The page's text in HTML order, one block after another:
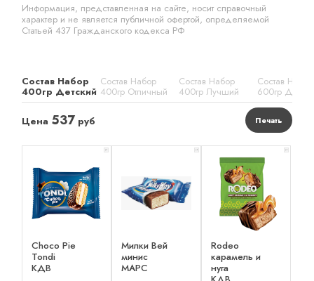
Информация, представленная на сайте, носит справочный
характер и не является публичной офертой, определяемой
Статьей 437 Гражданского кодекса РФ
Состав Набор
400гр Детский
Состав Набор
400гр Отличный
Состав Набор
400гр Лучший
Состав Набор
600гр
Цена 537руб Печать
x 1
Choco Pie
Tondi
КДВ
x 1
Милки Вей
минис
МАРС
x 1
Rodeo
карамель и
нуга